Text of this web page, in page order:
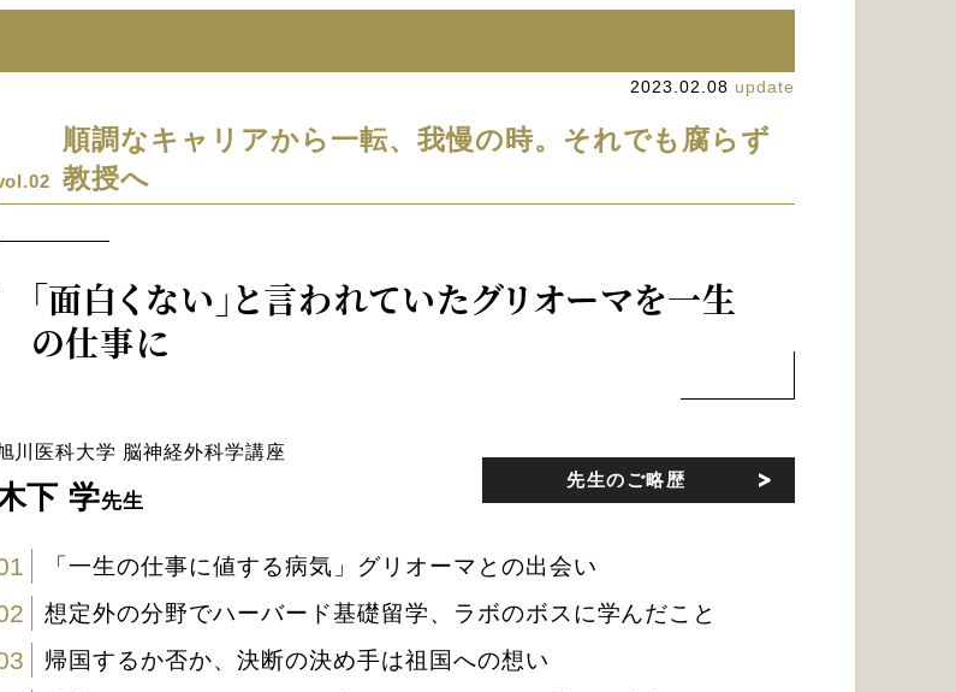
2023.02.08 update
順調なキャリアから一転、我慢の時。それでも腐らず
教授へ
「面白くない」と言われていたグリオーマを一生
の仕事に
川医科大学 脳神経外科学講座
下 学先生
先生のご略歴
「一生の仕事に値する病気」グリオーマとの出会い
想定外の分野でハーバード基礎留学、ラボのボスに学んだこと
帰国するか否か、決断の決め手は祖国への想い